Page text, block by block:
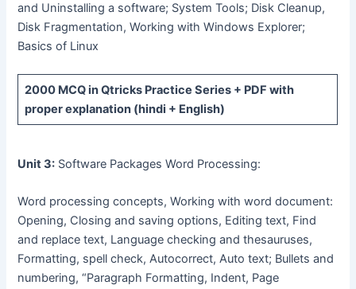
and Uninstalling a software; System Tools; Disk Cleanup,
Disk Fragmentation, Working with Windows Explorer;
Basics of Linux
2000 MCQin Qtricks Practice Series + PDF with
proper explanation (hindi + English)
Unit 3: Software Packages Word Processing:
Word processing concepts, Working with word document:
Opening, Closing and saving options, Editing text, Find
and replace text, Language checking and thesauruses,
Formatting, spell check, Autocorrect, Auto text; Bullets and
numbering, “Paragraph Formatting, Indent, Page